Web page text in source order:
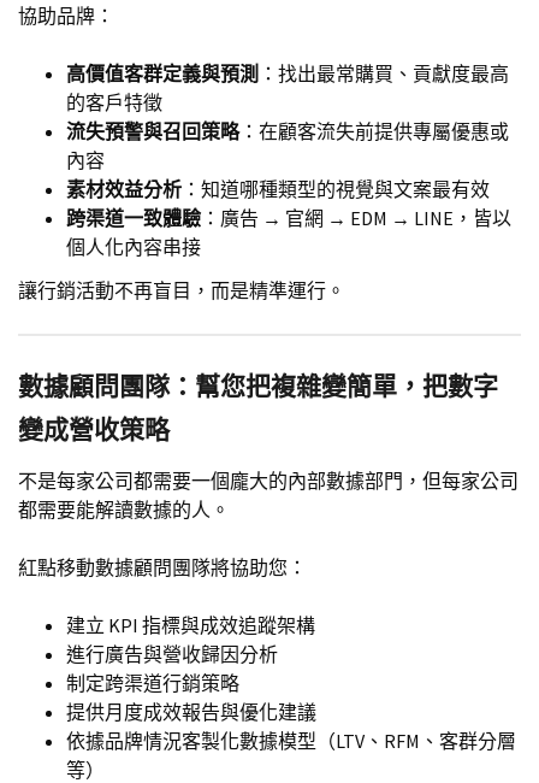
協助品牌：
高價值客群定義與預測 ：找出最常購買、貢獻度最高
的客戶特徵
流失預警與召回策略：在顧客流失前提供專屬優惠或
內容
素材效益分析 ：知道哪種類型的視覺與文案最有效
跨渠道一致體驗 ：廣告 → 官網 → EDM → LINE，皆以
個人化內容串接
讓行銷活動不再盲目，而是精準運行。
數據顧問團隊：幫您把複雜變簡單，把數字
變成營收策略
不是每家公司都需要一個龐大的內部數據部門，但每家公司
都需要能解讀數據的人。
紅點移動數據顧問團隊將協助您：
建立 KPI 指標與成效追蹤架構
進行廣告與營收歸因分析
制定跨渠道行銷策略
提供月度成效報告與優化建議
依據品牌情況客製化數據模型（LTV、RFM、客群分層
等）